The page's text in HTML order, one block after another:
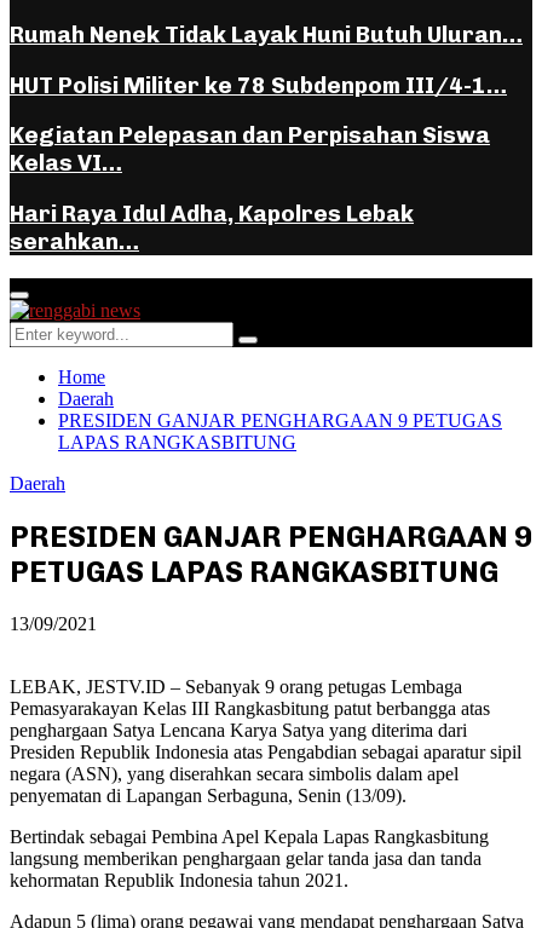
Rumah Nenek Tidak Layak Huni Butuh Uluran…
HUT Polisi Militer ke 78 Subdenpom III/4-1…
Kegiatan Pelepasan dan Perpisahan Siswa
Kelas VI…
Hari Raya Idul Adha, Kapolres Lebak
serahkan…
Facebook
Instagram
Youtube
Whatsapp
Primary
Menu
Search
for:
Search
Home
Daerah
PRESIDEN GANJAR PENGHARGAAN 9 PETUGAS
LAPAS RANGKASBITUNG
Daerah
PRESIDEN GANJAR PENGHARGAAN 9
PETUGAS LAPAS RANGKASBITUNG
13/09/2021
LEBAK, JESTV.ID – Sebanyak 9 orang petugas Lembaga
Pemasyarakayan Kelas III Rangkasbitung patut berbangga atas
penghargaan Satya Lencana Karya Satya yang diterima dari
Presiden Republik Indonesia atas Pengabdian sebagai aparatur sipil
negara (ASN), yang diserahkan secara simbolis dalam apel
penyematan di Lapangan Serbaguna, Senin (13/09).
Bertindak sebagai Pembina Apel Kepala Lapas Rangkasbitung
langsung memberikan penghargaan gelar tanda jasa dan tanda
kehormatan Republik Indonesia tahun 2021.
Adapun 5 (lima) orang pegawai yang mendapat penghargaan Satya